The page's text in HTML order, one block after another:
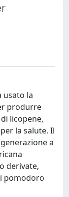
usato la
produrre
licopene,
la salute. Il
a
derivate,
pomodoro